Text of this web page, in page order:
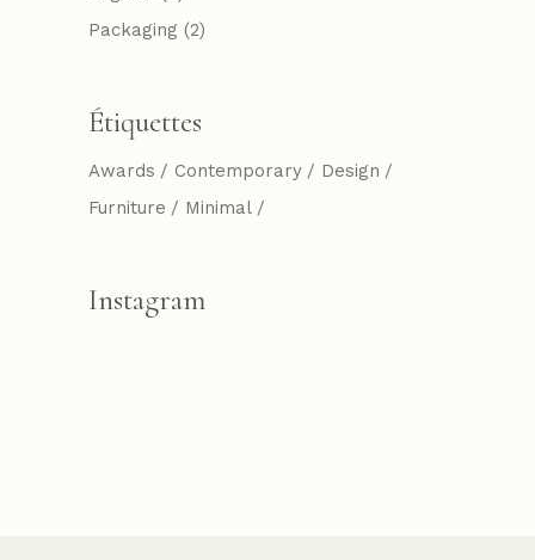
Packaging (2)
Étiquettes
Awards Contemporary
Design
Furniture
Minimal
Instagram